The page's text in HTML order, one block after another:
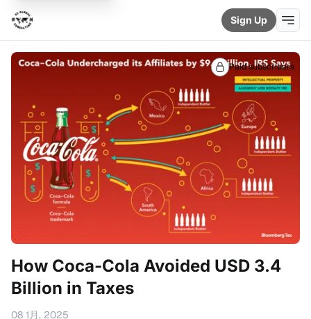
Sign Up
Paid subscribers
How Coca-Cola Avoided USD 3.4
Billion in Taxes
08 1月, 2025